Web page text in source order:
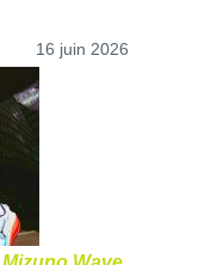
16 juin 2026